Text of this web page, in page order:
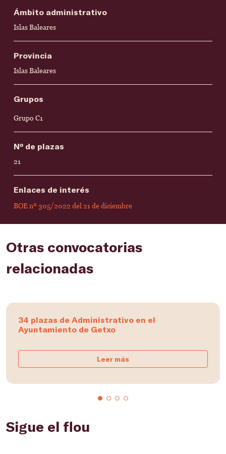
Ámbito administrativo
Islas Baleares
Provincia
Islas Baleares
Grupos
Grupo C1
Nº de plazas
21
Enlaces de interés
BOE nº 305/2022 del 21 de diciembre
Otras convocatorias
relacionadas
34 plazas de Administrativo en el
Ayuntamiento de Getxo
Leer más
Sigue el flou